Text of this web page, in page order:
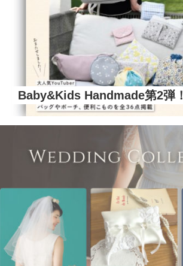
Baby&Kids Handmade第2弾！